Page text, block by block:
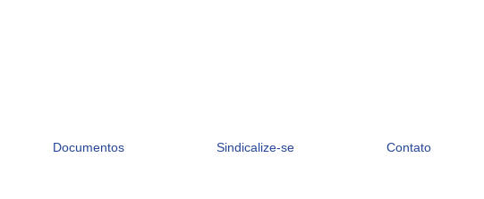
Documentos Sindicalize-se Contato